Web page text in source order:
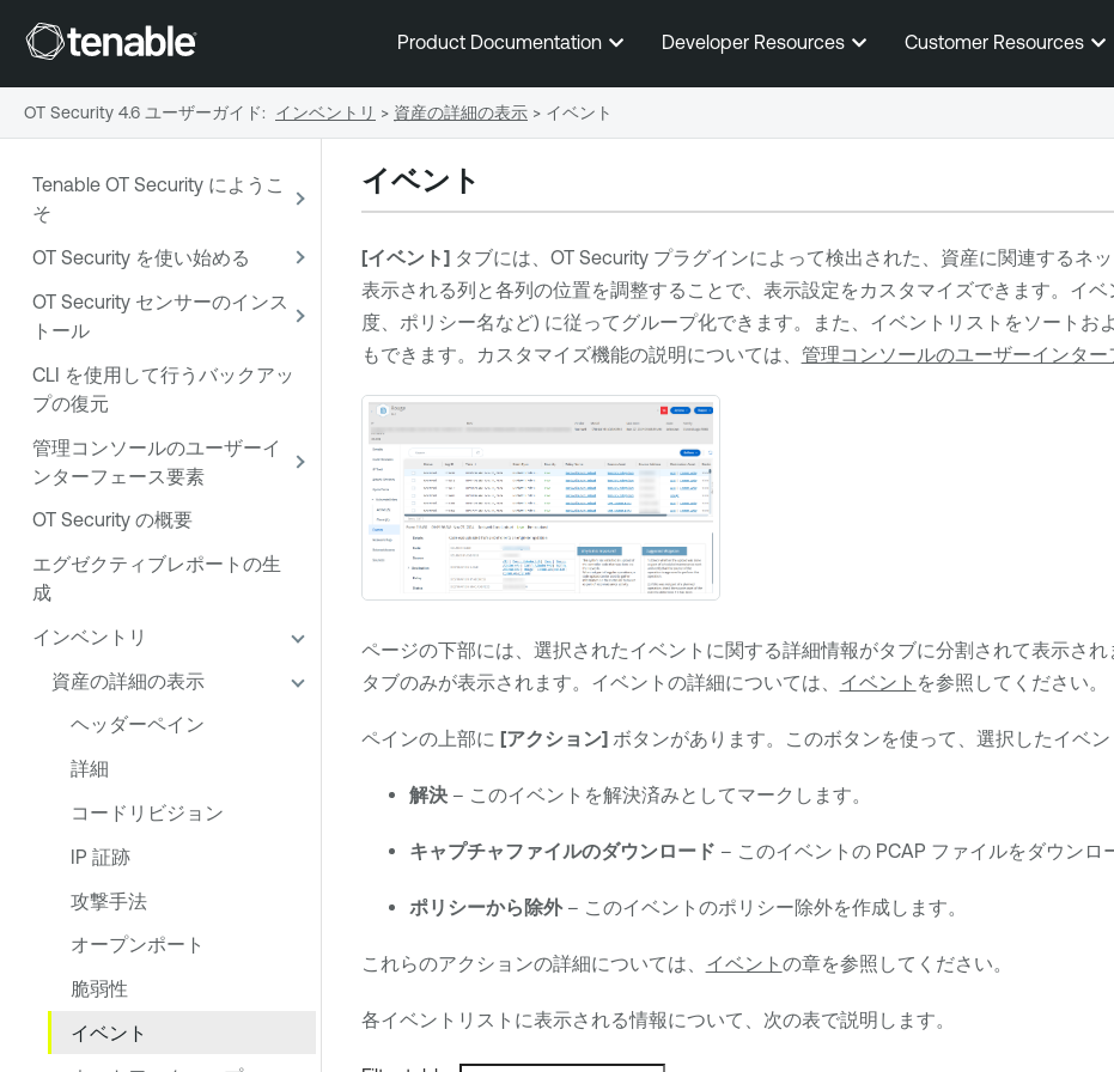
メインコンテンツに移動する
Product Documentation Developer Resources Customer Resources
Tenable OT Security にようこ
そ
OT Security を使い始める
OT Security センサーのインス
トール
CLI を使用して行うバックアッ
プの復元
管理コンソールのユーザーイ
ンターフェース要素
OT Security の概要
エグゼクティブレポートの生
成
インベントリ
資産の詳細の表示
ヘッダーペイン
詳細
コードリビジョン
IP 証跡
攻撃手法
オープンポート
脆弱性
イベント
イベント
[イベント]タブには、 OT Securityプラグインによって検出された、資産に関連するネ
表示される列と各列の位置を調整することで、表示設定をカスタマイズできます。イ
度、ポリシー名など) に従ってグループ化できます。また、イベントリストをソートお
もできます。カスタマイズ機能の説明については、 管理コンソールのユーザーインター
ページの下部には、選択されたイベントに関する詳細情報がタブに分割されて表示さ
タブのみが表示されます。イベントの詳細については、 イベント を参照してください。
ペインの上部に [アクション] ボタンがあります。このボタンを使って、選択したイベ
解決– このイベントを解決済みとしてマークします。
キャプチャファイルのダウンロード – このイベントの PCAP ファイルをダウンロ
ポリシーから除外– このイベントのポリシー除外を作成します。
これらのアクションの詳細については、 イベント の章を参照してください。
各イベントリストに表示される情報について、次の表で説明します。
OT Security 4.6 ユーザーガイド: インベントリ > 資産の詳細の表示 > イベント